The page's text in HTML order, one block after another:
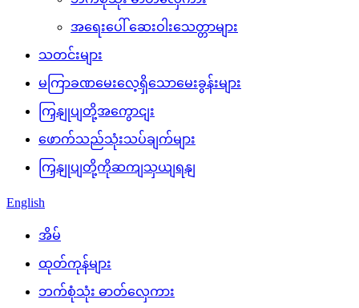
အရေးပေါ် ဆေးဝါးသေတ္တာများ
သတင်းများ
မကြာခဏမေးလေ့ရှိသောမေးခွန်းများ
ကြှနျုပျတို့အကွောငျး
ဖောက်သည်သုံးသပ်ချက်များ
ကြှနျုပျတို့ကိုဆကျသှယျရနျ
English
အိမ်
ထုတ်ကုန်များ
ဘက်စုံသုံး ဓာတ်လှေကား